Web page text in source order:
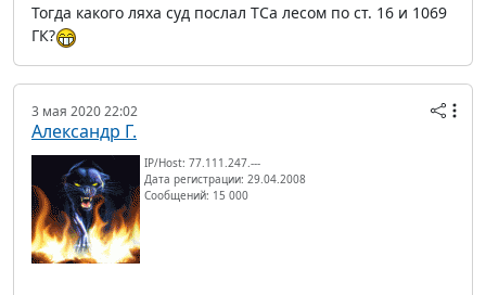
Тогда какого ляха суд послал ТСа лесом по ст. 16 и 1069
ГК?
3 мая 2020 22:02
Александр Г.
IP/Host: 77.111.247.---
Дата регистрации: 29.04.2008
Сообщений: 15 000